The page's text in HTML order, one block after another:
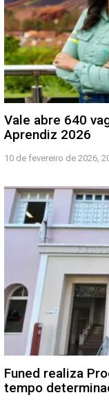
Vale abre 640
Aprendiz 2026
10 de fevereiro de 2026,
Funed realiza
tempo